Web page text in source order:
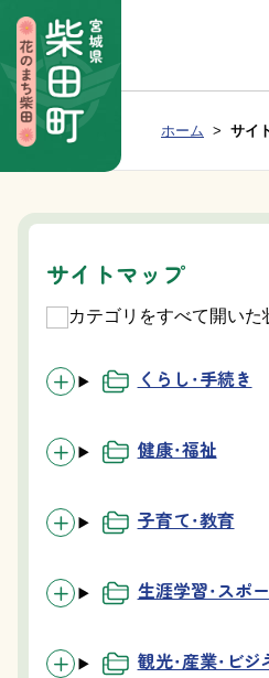
Group NAV 現在位置：
ホーム サイ
サイトマップ
カテゴリをすべて開いた
くらし・手続き
健康・福祉
子育て・教育
生涯学習・スポ
観光・産業・ビジ